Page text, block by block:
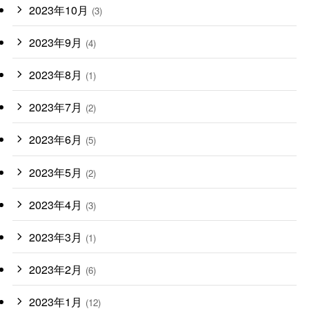
2023年10月 (3)
2023年9月 (4)
2023年8月 (1)
2023年7月 (2)
2023年6月 (5)
2023年5月 (2)
2023年4月 (3)
2023年3月 (1)
2023年2月 (6)
2023年1月 (12)